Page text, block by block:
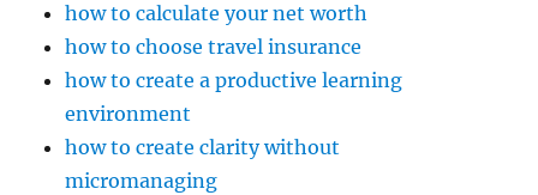
how to calculate your net worth
how to choose travel insurance
how to create a productive learning
environment
how to create clarity without
micromanaging